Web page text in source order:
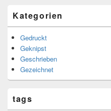
Kategorien
Gedruckt
Geknipst
Geschrieben
Gezeichnet
tags